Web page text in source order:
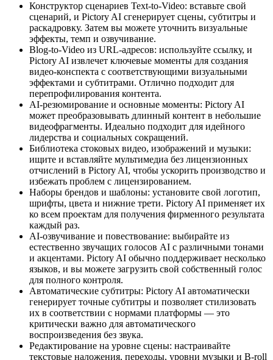
Конструктор сценариев Text-to-Video: вставьте свой
сценарий, и Pictory AI сгенерирует сцены, субтитры и
раскадровку. Затем вы можете уточнить визуальные
эффекты, темп и озвучивание.
Blog-to-Video из URL-адресов: используйте ссылку, и
Pictory AI извлечет ключевые моменты для создания
видео-конспекта с соответствующими визуальными
эффектами и субтитрами. Отлично подходит для
перепрофилирования контента.
AI-резюмирование и основные моменты: Pictory AI
может преобразовывать длинный контент в небольшие
видеофрагменты. Идеально подходит для идейного
лидерства и социальных сокращений.
Библиотека стоковых видео, изображений и музыки:
ищите и вставляйте мультимедиа без лицензионных
отчислений в Pictory AI, чтобы ускорить производство и
избежать проблем с лицензированием.
Наборы брендов и шаблоны: установите свой логотип,
шрифты, цвета и нижние трети. Pictory AI применяет их
ко всем проектам для получения фирменного результата
каждый раз.
AI-озвучивание и повествование: выбирайте из
естественно звучащих голосов AI с различными тонами
и акцентами. Pictory AI обычно поддерживает несколько
языков, и вы можете загрузить свой собственный голос
для полного контроля.
Автоматические субтитры: Pictory AI автоматически
генерирует точные субтитры и позволяет стилизовать
их в соответствии с нормами платформы — это
критически важно для автоматического
воспроизведения без звука.
Редактирование на уровне сцены: настраивайте
текстовые наложения, переходы, уровни музыки и B-roll